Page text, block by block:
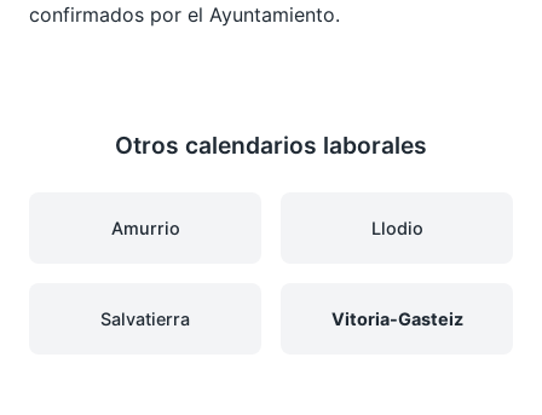
confirmados por el Ayuntamiento.
Otros calendarios laborales
Amurrio Llodio
Salvatierra Vitoria-Gasteiz